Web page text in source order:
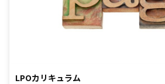
LPOカリキュラム